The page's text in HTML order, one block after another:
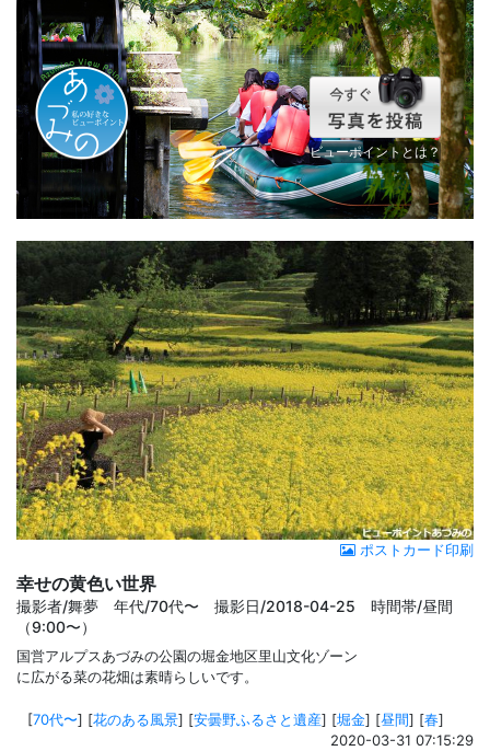
ビューポイントとは？
ポストカード印刷
幸せの黄色い世界
撮影者/舞夢 年代/70代〜 撮影日/2018-04-25 時間帯/昼間
（9:00〜）
国営アルプスあづみの公園の堀金地区里山文化ゾーン
に広がる菜の花畑は素晴らしいです。
[70代〜] [花のある風景] [安曇野ふるさと遺産] [堀金] [昼間] [春]
2020-03-31 07:15:29